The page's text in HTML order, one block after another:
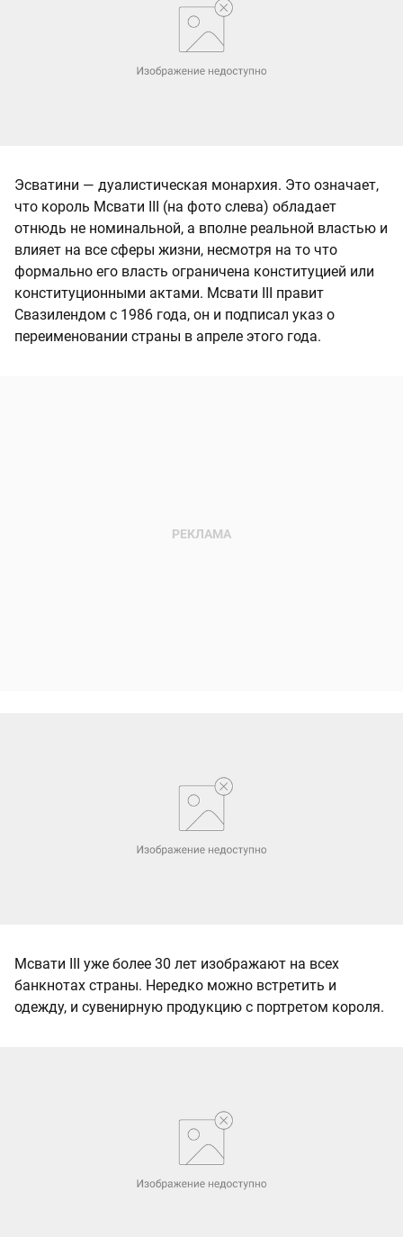
Эсватини — дуалистическая монархия. Это означает,
что король Мсвати III (на фото слева) обладает
отнюдь не номинальной, а вполне реальной властью и
влияет на все сферы жизни, несмотря на то что
формально его власть ограничена конституцией или
конституционными актами. Мсвати III правит
Свазилендом с 1986 года, он и подписал указ о
переименовании страны в апреле этого года.
Мсвати III уже более 30 лет изображают на всех
банкнотах страны. Нередко можно встретить и
одежду, и сувенирную продукцию с портретом короля.